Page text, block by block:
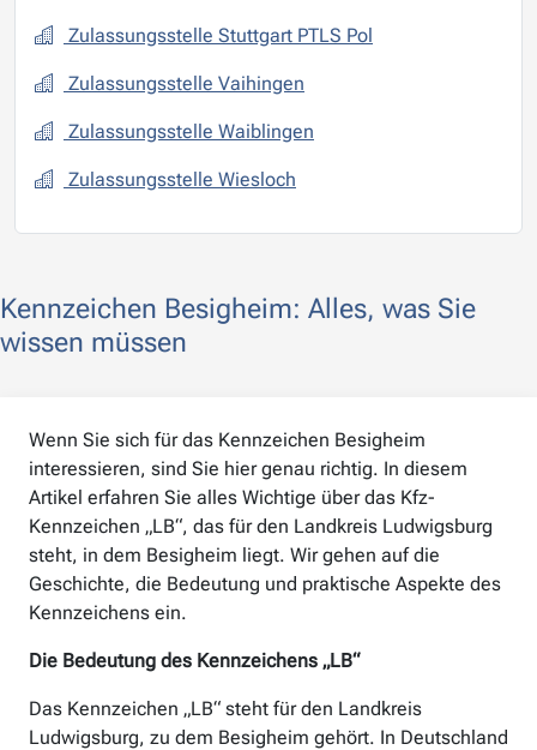
Zulassungsstelle Stuttgart PTLS Pol
Zulassungsstelle Vaihingen
Zulassungsstelle Waiblingen
Zulassungsstelle Wiesloch
Kennzeichen Besigheim: Alles, was Sie
wissen müssen
Wenn Sie sich für das Kennzeichen Besigheim
interessieren, sind Sie hier genau richtig. In diesem
Artikel erfahren Sie alles Wichtige über das Kfz-
Kennzeichen „LB“, das für den Landkreis Ludwigsburg
steht, in dem Besigheim liegt. Wir gehen auf die
Geschichte, die Bedeutung und praktische Aspekte des
Kennzeichens ein.
Die Bedeutung des Kennzeichens „LB“
Das Kennzeichen „LB“ steht für den Landkreis
Ludwigsburg, zu dem Besigheim gehört. In Deutschland